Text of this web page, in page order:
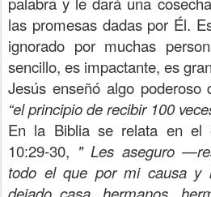
las promesas dadas por Él.
ignorado por muchas
sencillo, es impactante, es
Jesús enseñó algo
“el principio de recibir 100
En la Biblia se relata en el
10:29-30, " Les aseguro
todo el que por mi causa y